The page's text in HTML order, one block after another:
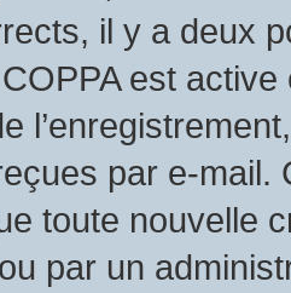
il y a deux
est
par e-mail.
toute nouvelle
par un